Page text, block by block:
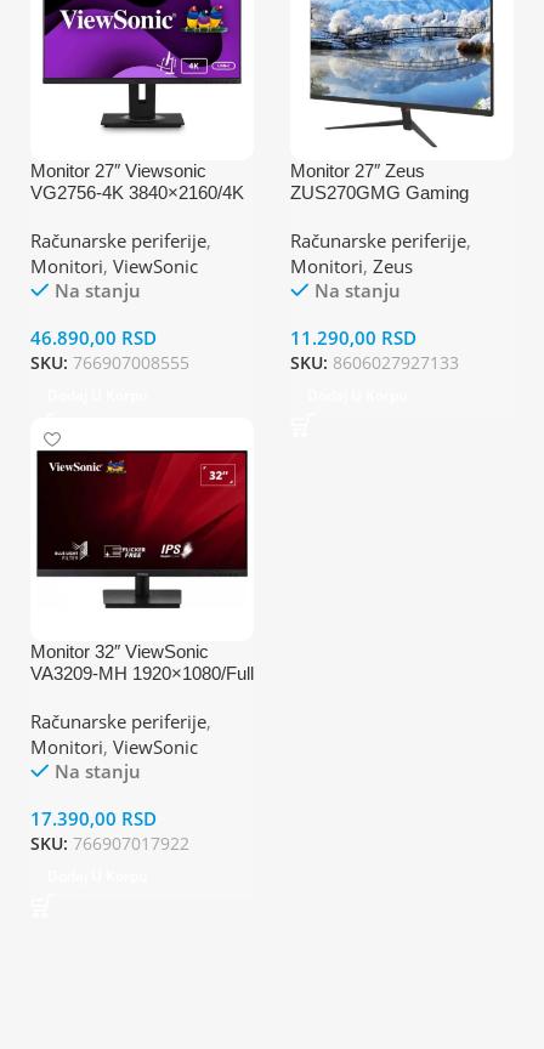
Monitor 27″ Viewsonic
VG2756-4K 3840×2160/4K
HDMI/DP/3x USB/USB-
C/Pivot/Zvučnici
Računarske periferije,
Monitori, ViewSonic
Na stanju
46.890,00 RSD
SKU: 766907008555
Monitor 27″ Zeus
ZUS270GMG Gaming
Hz/2ms/HDMI/DP/DVI/Fra
meless
Računarske periferije,
Monitori, Zeus
Na stanju
11.290,00 RSD
SKU: 8606027927133
Monitor 32″ ViewSonic
VA3209-MH 1920×1080/Full
MI/Zvučnici
Računarske periferije,
Monitori, ViewSonic
Na stanju
17.390,00 RSD
SKU: 766907017922